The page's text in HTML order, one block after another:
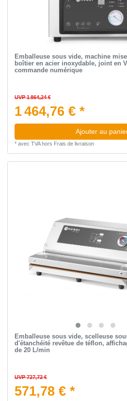
Emballeuse sous vide, machine
boîtier en acier inoxydable, joint en
commande numérique
UVP 1 864,24 €
1 464,76 € *
Ajouter au
* avec TVAhors Frais de livraison
Emballeuse sous vide, scelleuse
d'étanchéité revêtue de téflon,
de 20 L/min
UVP 727,72 €
571,78 € *